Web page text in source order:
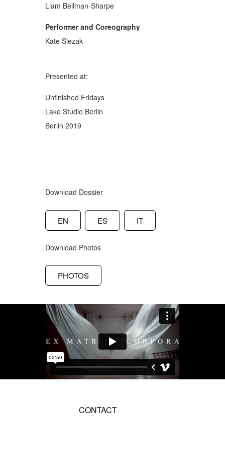
Liam Bellman-Sharpe
Performer and Coreography
Kate Slezak
Presented at:
Unfinished Fridays
Lake Studio Berlin
Berlin 2019
Download Dossier
EN ES IT
Download Photos
PHOTOS
CONTACT